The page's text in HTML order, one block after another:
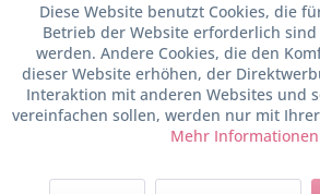
Diese Website benutzt Cookies, die
Betrieb der Website erforderlich
werden. Andere Cookies, die den
dieser Website erhöhen, der
Interaktion mit anderen Websites und
vereinfachen sollen, werden nur mit
Mehr Informationen
SEHR GUT (4.98 / 5)